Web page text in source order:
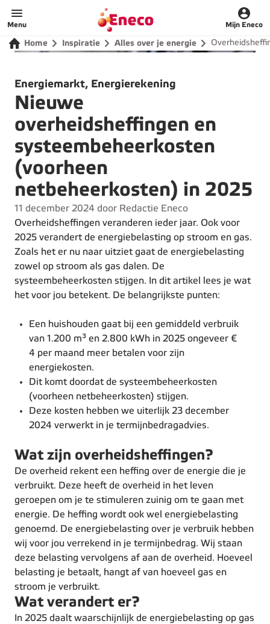
Menu
Home
Mijn Eneco
Home Inspiratie Alles over je energie
Energiemarkt, Energierekening
Nieuwe
overheidsheffingen en
systeembeheerkosten
(voorheen
netbeheerkosten) in 2025
11 december 2024 door Redactie Eneco
Overheidsheffingen veranderen ieder jaar. Ook voor
2025 verandert de energiebelasting op stroom en gas.
Zoals het er nu naar uitziet gaat de energiebelasting
zowel op stroom als gas dalen. De
systeembeheerkosten stijgen. In dit artikel lees je wat
het voor jou betekent. De belangrijkste punten:
Een huishouden gaat bij een gemiddeld verbruik
van 1.200 m³ en 2.800 kWh in 2025 ongeveer €
4 per maand meer betalen voor zijn
energiekosten.
Dit komt doordat de systeembeheerkosten
(voorheen netbeheerkosten) stijgen.
Deze kosten hebben we uiterlijk 23 december
2024 verwerkt in je termijnbedragadvies.
Wat zijn overheidsheffingen?
De overheid rekent een heffing over de energie die je
verbruikt. Deze heeft de overheid in het leven
geroepen om je te stimuleren zuinig om te gaan met
energie. De heffing wordt ook wel energiebelasting
genoemd. De energiebelasting over je verbruik hebben
wij voor jou verrekend in je termijnbedrag. Wij staan
deze belasting vervolgens af aan de overheid. Hoeveel
belasting je betaalt, hangt af van hoeveel gas en
stroom je verbruikt.
Wat verandert er?
In 2025 daalt waarschijnlijk de energiebelasting op gas